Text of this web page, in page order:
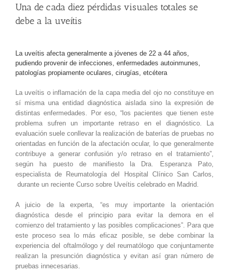
Una de cada diez pérdidas visuales totales se
debe a la uveítis
La uveítis afecta generalmente a jóvenes de 22 a 44 años,
pudiendo provenir de infecciones, enfermedades autoinmunes,
patologías propiamente oculares, cirugías, etcétera
La uveítis o inflamación de la capa media del ojo no constituye en
sí misma una entidad diagnóstica aislada sino la expresión de
distintas enfermedades. Por eso, “los pacientes que tienen este
problema sufren un importante retraso en el diagnóstico. La
evaluación suele conllevar la realización de baterías de pruebas no
orientadas en función de la afectación ocular, lo que generalmente
contribuye a generar confusión y/o retraso en el tratamiento”,
según ha puesto de manifiesto la Dra. Esperanza Pato,
especialista de Reumatología del Hospital Clínico San Carlos,
durante un reciente Curso sobre Uveítis celebrado en Madrid.
A juicio de la experta, “es muy importante la orientación
diagnóstica desde el principio para evitar la demora en el
comienzo del tratamiento y las posibles complicaciones”. Para que
este proceso sea lo más eficaz posible, se debe combinar la
experiencia del oftalmólogo y del reumatólogo que conjuntamente
realizan la presunción diagnóstica y evitan así gran número de
pruebas innecesarias.